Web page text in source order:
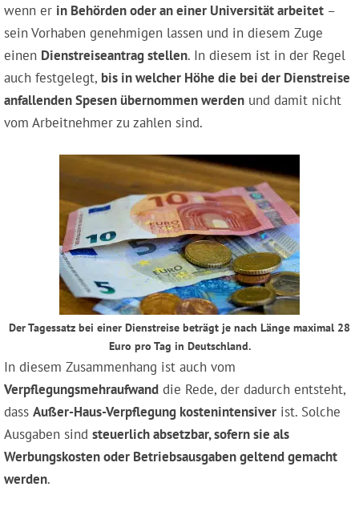
wenn er in Behörden oder an einer Universität arbeitet –
sein Vorhaben genehmigen lassen und in diesem Zuge
einen Dienstreiseantrag stellen. In diesem ist in der Regel
auch festgelegt, bis in welcher Höhe die bei der Dienstreise
anfallenden Spesen übernommen werden und damit nicht
vom Arbeitnehmer zu zahlen sind.
Der Tagessatz bei einer Dienstreise beträgt je nach Länge maximal 28
Euro pro Tag in Deutschland.
In diesem Zusammenhang ist auch vom
Verpflegungsmehraufwand die Rede, der dadurch entsteht,
dass Außer-Haus-Verpflegung kostenintensiver ist. Solche
Ausgaben sind steuerlich absetzbar, sofern sie als
Werbungskosten oder Betriebsausgaben geltend gemacht
werden.